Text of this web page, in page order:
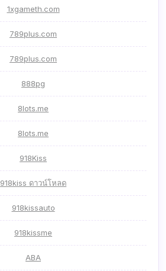
1xgameth.com
789plus.com
789plus.com
888pg
8lots.me
8lots.me
918Kiss
918kiss ดาวน์โหลด
918kissauto
918kissme
ABA